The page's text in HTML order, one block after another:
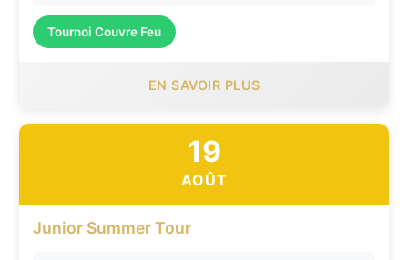
Tournoi Couvre Feu
EN SAVOIR PLUS
19
AOÛT
Junior Summer Tour